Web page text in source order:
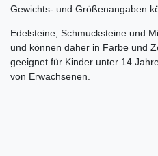
Gewichts- und Größenangaben
Edelsteine, Schmucksteine und
und können daher in Farbe und
geeignet für Kinder unter 14
von Erwachsenen.